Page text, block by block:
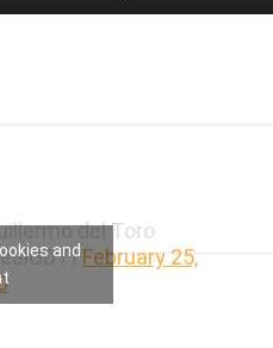
del Toro
February 25,
and